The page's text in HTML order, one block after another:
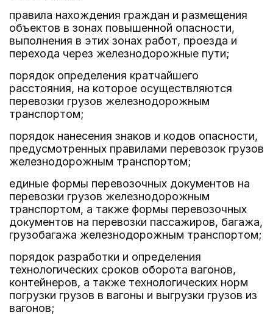
правила нахождения граждан и размещения
объектов в зонах повышенной опасности,
выполнения в этих зонах работ, проезда и
перехода через железнодорожные пути;
порядок определения кратчайшего
расстояния, на которое осуществляются
перевозки грузов железнодорожным
транспортом;
порядок нанесения знаков и кодов опасности,
предусмотренных правилами перевозок грузов
железнодорожным транспортом;
единые формы перевозочных документов на
перевозки грузов железнодорожным
транспортом, а также формы перевозочных
документов на перевозки пассажиров, багажа,
грузобагажа железнодорожным транспортом;
порядок разработки и определения
технологических сроков оборота вагонов,
контейнеров, а также технологических норм
погрузки грузов в вагоны и выгрузки грузов из
вагонов;